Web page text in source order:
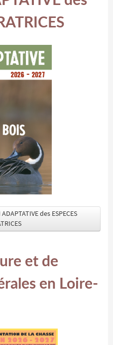
des ESPECES
et de
en Loire-